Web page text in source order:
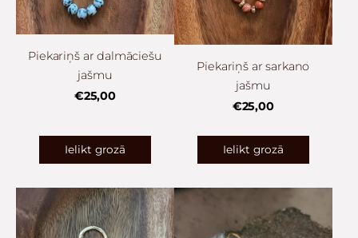
Piekariņš ar dalmāciešu
jašmu
€25,00
Ielikt grozā
Piekariņš ar sarkano
jašmu
€25,00
Ielikt grozā